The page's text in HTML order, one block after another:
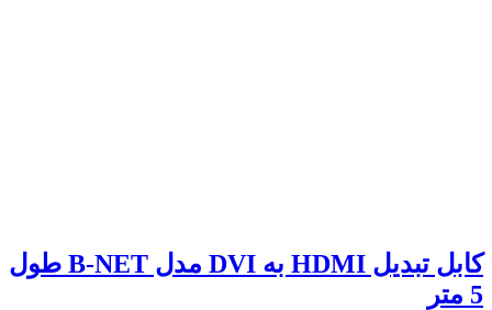
کابل تبدیل HDMI به DVI مدل B-NET طول
5 متر